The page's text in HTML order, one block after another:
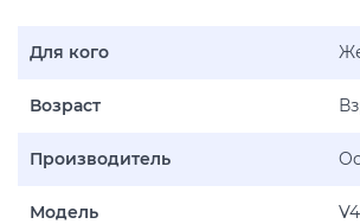
Для кого
Возраст
Производитель
Модель